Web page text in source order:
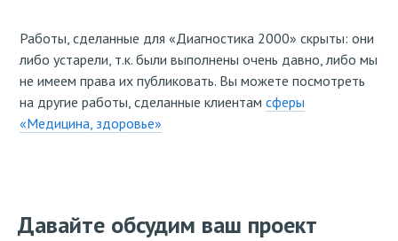
Работы, сделанные для «Диагностика 2000» скрыты: они
либо устарели, т.к. были выполнены очень давно, либо мы
не имеем права их публиковать. Вы можете посмотреть
на другие работы, сделанные клиентам сферы
«Медицина, здоровье»
Давайте обсудим ваш проект